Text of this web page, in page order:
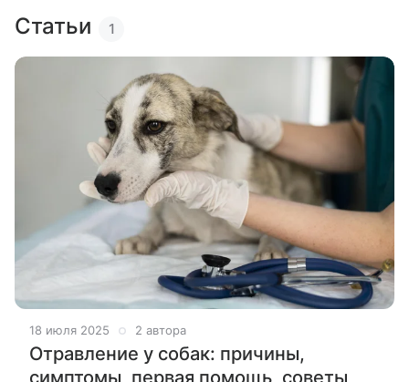
Статьи 1
18 июля 2025 2 автора
Отравление у собак: причины,